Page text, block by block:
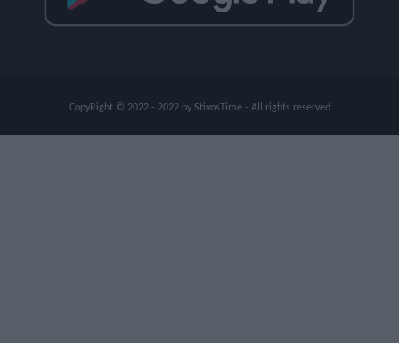
CopyRight © 2022 - 2022 by StivosTime - All rights reserved